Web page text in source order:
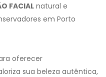
FACIAL natural e
em Porto
oferecer
sua beleza autêntica,